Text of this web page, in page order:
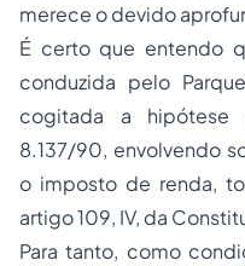
merece o devido
É certo que entendo
conduzida pelo
cogitada a
8.137/90, envolvendo
o imposto de renda,
artigo 109, IV, da
Para tanto, como